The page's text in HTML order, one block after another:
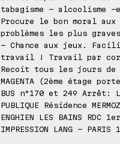
tabagisme - alcoolisme
Procure le bon moral
problèmes les plus
- Chance aux jeux.
travail ! Travail par
Recoit tous les jours de
MAGENTA (2ème étage
BUS n°170 et 249 Arrêt:
PUBLIQUE Résidence
ENGHIEN LES BAINS RDC
IMPRESSION LANG - PARIS